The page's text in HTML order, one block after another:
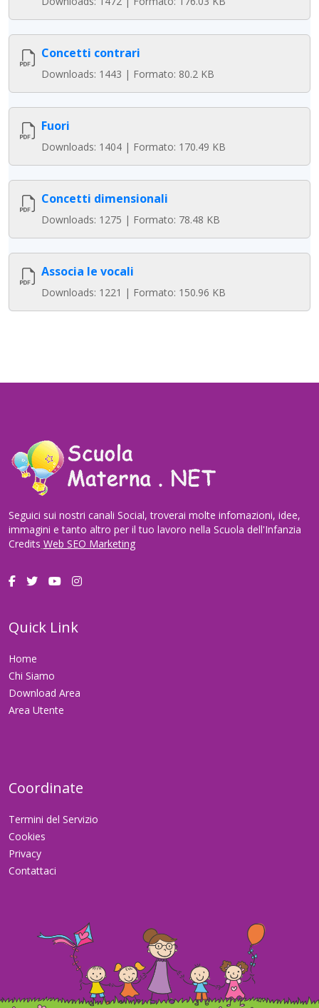
Concetti contrari
Downloads: 1443 | Formato: 80.2 KB
Fuori
Downloads: 1404 | Formato: 170.49 KB
Concetti dimensionali
Downloads: 1275 | Formato: 78.48 KB
Associa le vocali
Downloads: 1221 | Formato: 150.96 KB
Seguici sui nostri canali Social, troverai molte infomazioni, idee,
immagini e tanto altro per il tuo lavoro nella Scuola dell'Infanzia
Credits Web SEO Marketing
Quick Link
Home
Chi Siamo
Download Area
Area Utente
Coordinate
Termini del Servizio
Cookies
Privacy
Contattaci